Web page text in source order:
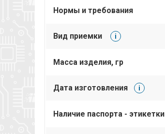
Нормы и требования
Вид приемки i
Масса изделия, гр
Дата изготовления i
Наличие паспорта - этикетки